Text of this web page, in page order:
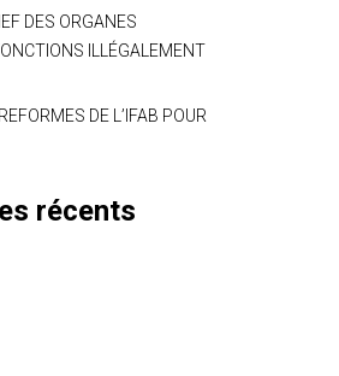
DES ORGANES
ILLÉGALEMENT
DE L’IFAB POUR
récents